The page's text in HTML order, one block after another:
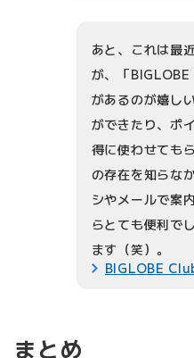
あと、これは最
が、「
があるのが嬉し
ができたり、ポ
得に使わせても
の存在を知らな
シやメールで案
らとても便利で
ます（笑）。
BIGLOBE
まとめ